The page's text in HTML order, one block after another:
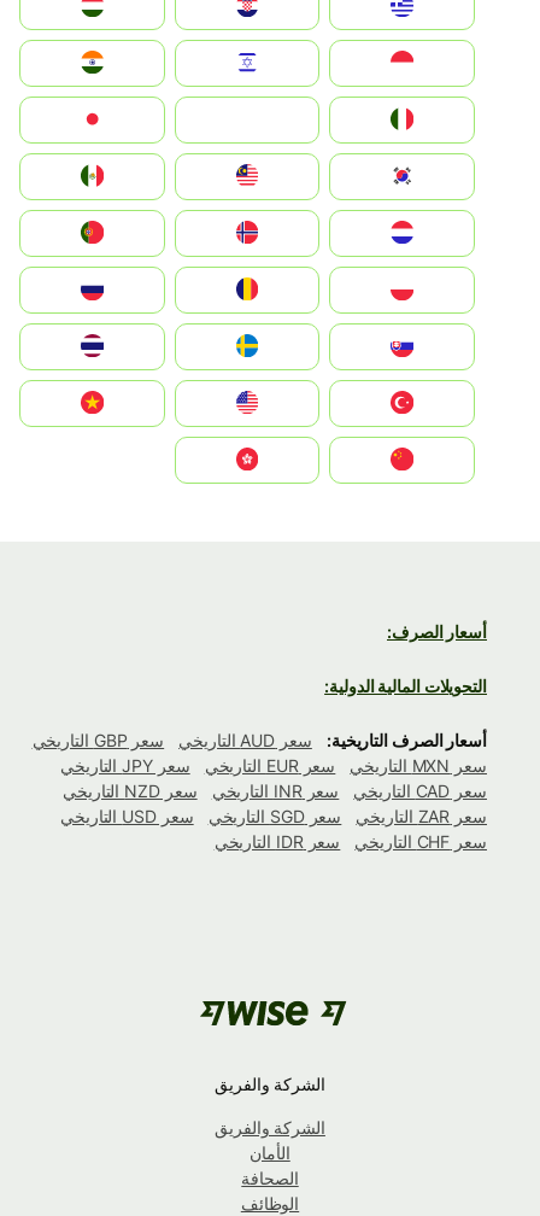
Hrvatska
Magyarország
Indonesia
South Korea
Nederland
Portugal
România
Slovensko
United States
Vietnam
أسعار الصرف:
التحويلات المالية الدولية:
أسعار الصرف التاريخية: سعر AUD التاريخي
سعر GBP التاريخي
سعر MXN التاريخي
سعر EUR التاريخي
سعر JPY التاريخي
سعر CAD التاريخي
سعر INR التاريخي
سعر NZD التاريخي
سعر ZAR التاريخي
سعر SGD التاريخي
سعر USD التاريخي
سعر CHF التاريخي
سعر IDR التاريخي
الشركة والفريق
الشركة والفريق
الأمان
الصحافة
الوظائف